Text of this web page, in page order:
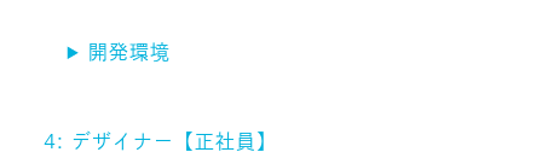
開発環境
4: デザイナー【正社員】